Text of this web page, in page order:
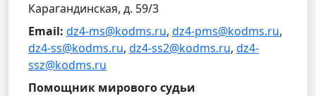
Карагандинская, д. 59/3
Email: dz4-ms@kodms.ru, dz4-pms@kodms.ru,
dz4-ss@kodms.ru, dz4-ss2@kodms.ru, dz4-
ssz@kodms.ru
Помощник мирового судьи